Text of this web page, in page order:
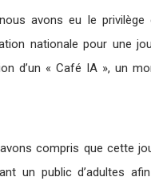
nous avons eu le
nationale pour une
d’un « Café IA », un
compris que cette
un public d’adultes